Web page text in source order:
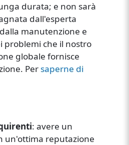
durata; e non sarà
dall'esperta
manutenzione e
problemi che il nostro
globale fornisce
Persaperne di
: avere un
un'ottima reputazione